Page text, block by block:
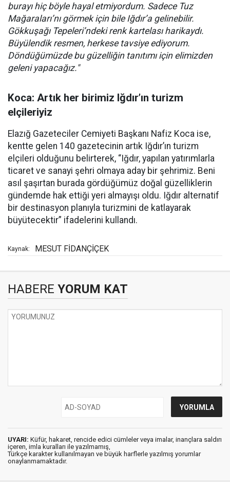
burayı hiç böyle hayal etmiyordum. Sadece Tuz
Mağaraları’nı görmek için bile Iğdır’a gelinebilir.
Gökkuşağı Tepeleri’ndeki renk kartelası harikaydı.
Büyülendik resmen, herkese tavsiye ediyorum.
Döndüğümüzde bu güzelliğin tanıtımı için elimizden
geleni yapacağız."
Koca: Artık her birimiz Iğdır’ın turizm
elçileriyiz
Elazığ Gazeteciler Cemiyeti Başkanı Nafiz Koca ise,
kentte gelen 140 gazetecinin artık Iğdır’ın turizm
elçileri olduğunu belirterek, “Iğdır, yapılan yatırımlarla
ticaret ve sanayi şehri olmaya aday bir şehrimiz. Beni
asıl şaşırtan burada gördüğümüz doğal güzelliklerin
gündemde hak ettiği yeri almayışı oldu. Iğdır alternatif
bir destinasyon planıyla turizmini de katlayarak
büyütecektir” ifadelerini kullandı.
Kaynak: MESUT FİDANÇİÇEK
HABERE YORUM KAT
UYARI: Küfür, hakaret, rencide edici cümleler veya imalar, inançlara saldırı
içeren, imla kuralları ile yazılmamış,
Türkçe karakter kullanılmayan ve büyük harflerle yazılmış yorumlar
onaylanmamaktadır.